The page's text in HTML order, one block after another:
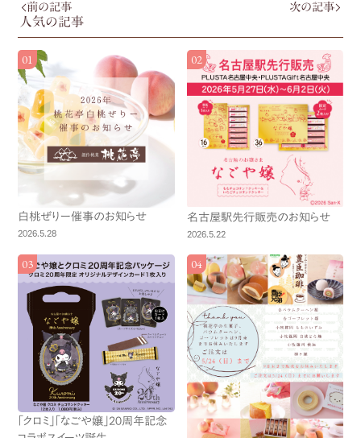
前の記事 次の記事
人気の記事
白桃ぜりー催事のお知らせ
2026.5.28
名古屋駅先行販売のお知らせ
2026.5.22
「クロミ」「なごや嬢」20周年記念